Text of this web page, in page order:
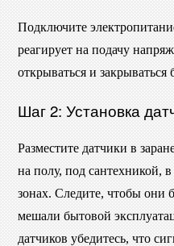
Подключите
реагирует на подачу
открываться и закрываться
Шаг 2: Установка
Разместите датчики в
на полу, под сантехникой,
зонах. Следите, чтобы они
мешали бытовой
датчиков убедитесь, что